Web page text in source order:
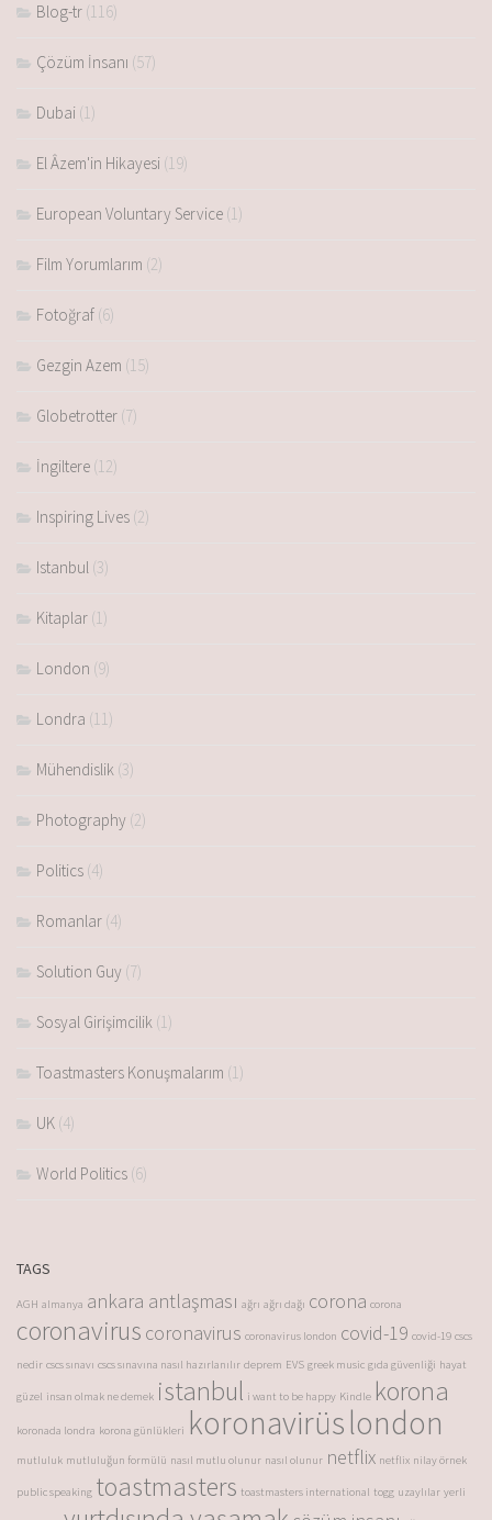
Blog-tr (116)
Çözüm İnsanı (57)
Dubai (1)
El Âzem'in Hikayesi (19)
European Voluntary Service (1)
Film Yorumlarım (2)
Fotoğraf (6)
Gezgin Azem (15)
Globetrotter (7)
İngiltere (12)
Inspiring Lives (2)
Istanbul (3)
Kitaplar (1)
London (9)
Londra (11)
Mühendislik (3)
Photography (2)
Politics (4)
Romanlar (4)
Solution Guy (7)
Sosyal Girişimcilik (1)
Toastmasters Konuşmalarım (1)
UK (4)
World Politics (6)
TAGS
AGH almanya ankara antlaşması ağrı ağrı dağı corona corona
coronavirus coronavirus coronavirus london covid-19 covid-19 cscs
nedir cscs sınavı cscs sınavına nasıl hazırlanılır deprem EVS greek music gıda güvenliği hayat
güzel insan olmak ne demek istanbul i want to be happy Kindle korona
koronada londra korona günlükleri koronavirüslondon
mutluluk mutluluğun formülü nasıl mutlu olunur nasıl olunur netflix netflix nilay örnek
public speaking toastmasters toastmasters international togg uzaylılar yerli